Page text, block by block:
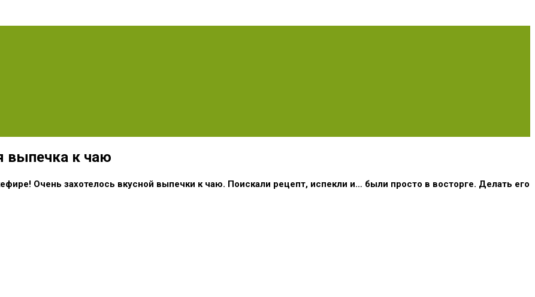
выпечка к чаю
Очень захотелось вкусной выпечки к чаю. Поискали рецепт, испекли и… были просто в восторге. Делать его